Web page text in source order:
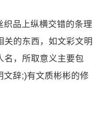
织品上纵横交错的条理
关的东西，如文彩文明
名，所取意义主要包
文辞;)有文质彬彬的修